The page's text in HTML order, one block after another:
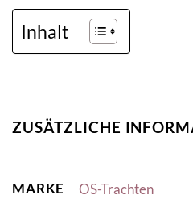
Inhalt
ZUSÄTZLICHE
MARKE OS-Trachten